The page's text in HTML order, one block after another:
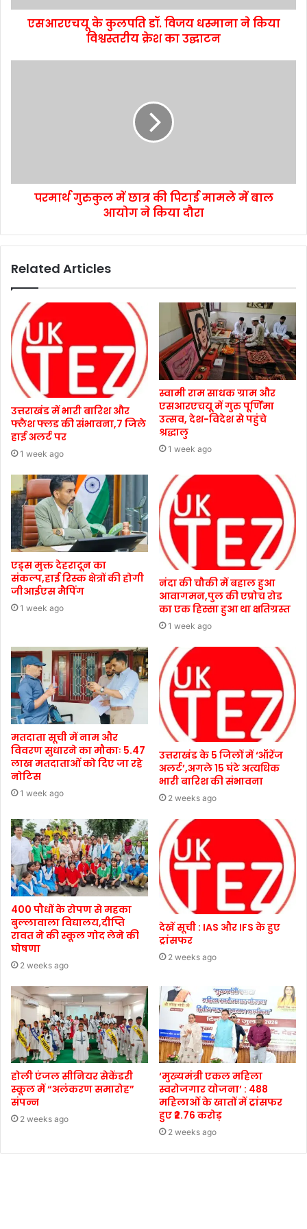
एसआरएचयू के कुलपति डॉ. विजय धस्माना ने किया
विश्वस्तरीय क्रेश का उद्घाटन
परमार्थ गुरुकुल में छात्र की पिटाई मामले में बाल
आयोग ने किया दौरा
Related Articles
उत्तराखंड में भारी बारिश और
फ्लैश फ्लड की संभावना,7 जिले
हाई अलर्ट पर
1 week ago
स्वामी राम साधक ग्राम और
एसआरएचयू में गुरु पूर्णिमा
उत्सव, देश-विदेश से पहुंचे
श्रद्धालु
1 week ago
एड्स मुक्त देहरादून का
संकल्प,हाई रिस्क क्षेत्रों की होगी
जीआईएस मैपिंग
1 week ago
नंदा की चौकी में बहाल हुआ
आवागमन,पुल की एप्रोच रोड
का एक हिस्सा हुआ था क्षतिग्रस्त
1 week ago
मतदाता सूची में नाम और
विवरण सुधारने का मौकाः 5.47
लाख मतदाताओं को दिए जा रहे
नोटिस
1 week ago
उत्तराखंड के 5 जिलों में ‘ऑरेंज
अलर्ट’,अगले 15 घंटे अत्यधिक
भारी बारिश की संभावना
2 weeks ago
400 पौधों के रोपण से महका
बुल्लावाला विद्यालय,दीप्ति
रावत ने की स्कूल गोद लेने की
घोषणा
2 weeks ago
देखें सूची : IAS और IFS के हुए
ट्रांसफर
2 weeks ago
होली एंजल सीनियर सेकेंडरी
स्कूल में “अलंकरण समारोह”
संपन्न
2 weeks ago
‘मुख्यमंत्री एकल महिला
स्वरोजगार योजना’ : 488
महिलाओं के खातों में ट्रांसफर
हुए ₹2.76 करोड़
2 weeks ago